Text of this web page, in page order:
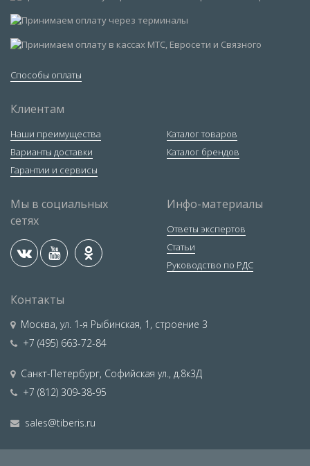
Способы оплаты
Клиентам
Наши преимущества
Варианты доставки
Гарантии и сервисы
Каталог товаров
Каталог брендов
Мы в социальных
сетях
Инфо-материалы
Ответы экспертов
Статьи
Руководство по РДС
Контакты
Москва, ул. 1-я Рыбинская, 1, строение 3
+7 (495) 663-72-84
Санкт-Петербург, Софийская ул., д.8к3Д
+7 (812) 309-38-95
sales@tiberis.ru